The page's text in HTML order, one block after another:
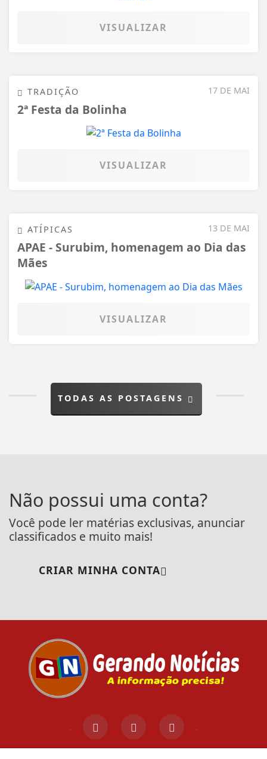
VISUALIZAR
17 DE MAI
TRADIÇÃO
2ª Festa da Bolinha
VISUALIZAR
13 DE MAI
ATÍPICAS
APAE - Surubim, homenagem ao Dia das
Mães
VISUALIZAR
TODAS AS POSTAGENS
Não possui uma conta?
Você pode ler matérias exclusivas, anunciar
classificados e muito mais!
CRIAR MINHA CONTA